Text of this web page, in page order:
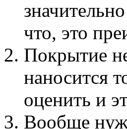
что, это
Покрытие
наносится
оценить и
Вообще